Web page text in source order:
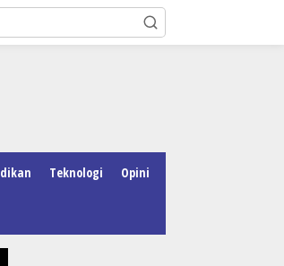
Teknologi Opini